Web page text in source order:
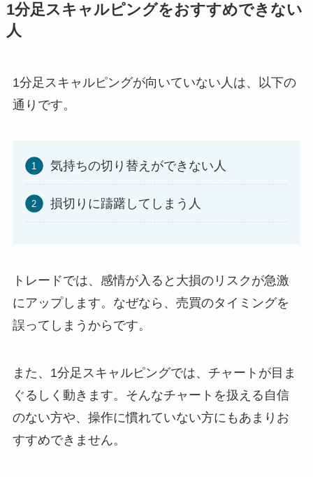
1分足スキャルピングをおすすめできない
人
1分足スキャルピングが向いていない人は、以下の
通りです。
気持ちの切り替えができない人
損切りに躊躇してしまう人
トレードでは、感情が入ると大損のリスクが急激
にアップします。なぜなら、売買のタイミングを
誤ってしまうからです。
また、1分足スキャルピングでは、チャートが目ま
ぐるしく動きます。そんなチャートを扱える自信
のない方や、操作に慣れていない方にもあまりお
すすめできません。